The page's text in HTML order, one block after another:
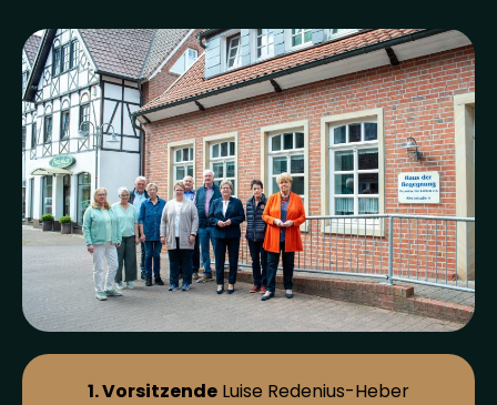
1. Vorsitzende Luise Redenius-Heber